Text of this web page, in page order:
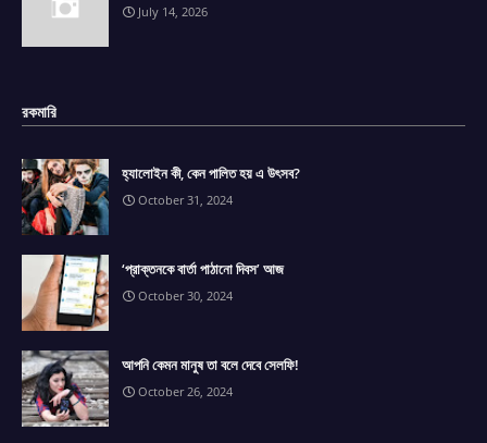
July 14, 2026
রকমারি
হ্যালোইন কী, কেন পালিত হয় এ উৎসব?
October 31, 2024
‘প্রাক্তনকে বার্তা পাঠানো দিবস’ আজ
October 30, 2024
আপনি কেমন মানুষ তা বলে দেবে সেলফি!
October 26, 2024